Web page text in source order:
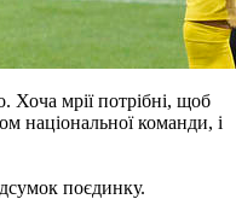
Хоча мрії потрібні, щоб
національної команди, і
поєдинку.